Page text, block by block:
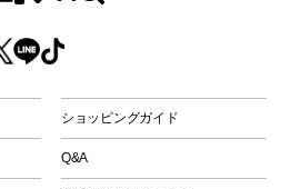
ショッピングガイド
Q&A